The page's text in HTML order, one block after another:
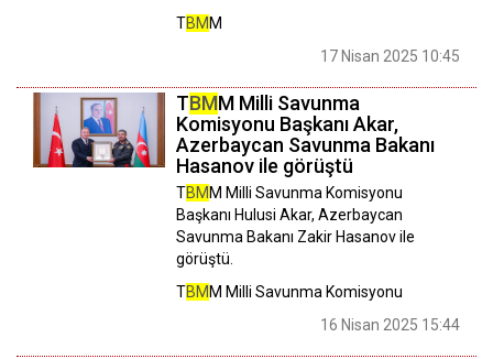
TBM M
17 Nisan 2025 10:45
TBMM Milli Savunma
Komisyonu Başkanı Akar,
Azerbaycan Savunma Bakanı
Hasanov ile görüştü
TBM M Milli Savunma Komisyonu
Başkanı Hulusi Akar, Azerbaycan
Savunma Bakanı Zakir Hasanov ile
görüştü.
TBM M Milli Savunma Komisyonu
16 Nisan 2025 15:44